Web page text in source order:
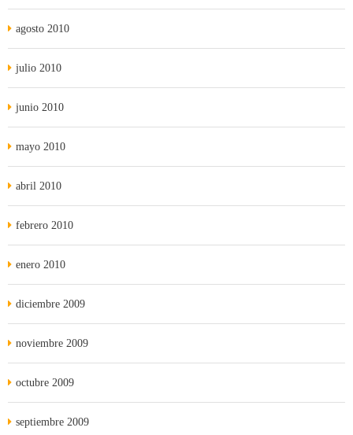
agosto 2010
julio 2010
junio 2010
mayo 2010
abril 2010
febrero 2010
enero 2010
diciembre 2009
noviembre 2009
octubre 2009
septiembre 2009